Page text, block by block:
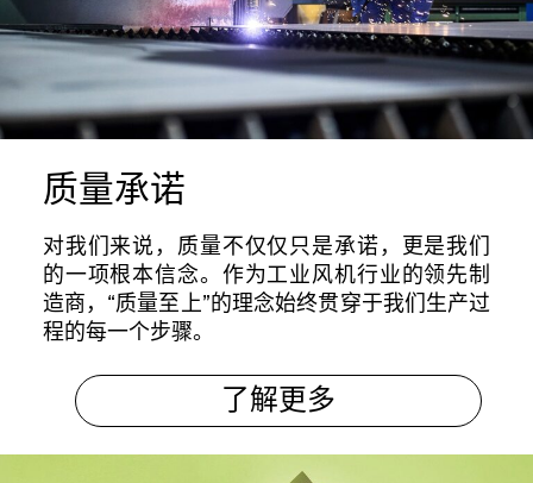
质量承诺
对我们来说，质量不仅仅只是承诺，更是我们
的一项根本信念。作为工业风机行业的领先制
造商，“质量至上”的理念始终贯穿于我们生产过
程的每一个步骤。
了解更多